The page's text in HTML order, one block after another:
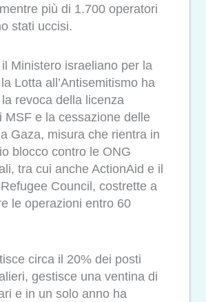
più di 1.700 operatori
stati uccisi.
Ministero israeliano per la
Lotta all’Antisemitismo ha
revoca della licenza
MSF e la cessazione delle
Gaza, misura che rientra in
blocco contro le ONG
tra cui anche ActionAid e il
Council, costrette a
le operazioni entro 60
circa il 20% dei posti
gestisce una ventina di
e in un solo anno ha